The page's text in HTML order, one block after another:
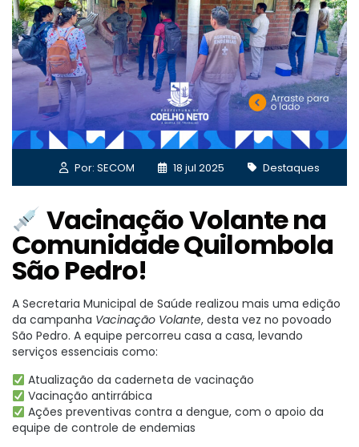
Por: SECOM 18 jul 2025 Destaques
Vacinação Volante na
Comunidade Quilombola
São Pedro!
A Secretaria Municipal de Saúde realizou mais uma edição
da campanha Vacinação Volante, desta vez no povoado
São Pedro. A equipe percorreu casa a casa, levando
serviços essenciais como:
Atualização da caderneta de vacinação
Vacinação antirrábica
Ações preventivas contra a dengue, com o apoio da
equipe de controle de endemias